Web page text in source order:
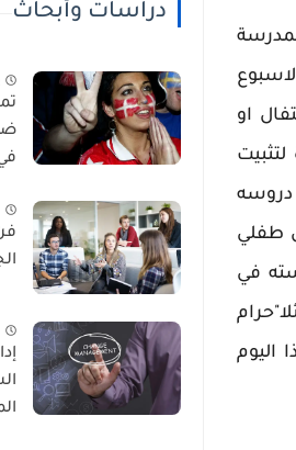
او
طفلي
في
اليوم
دراسات وأبحاث